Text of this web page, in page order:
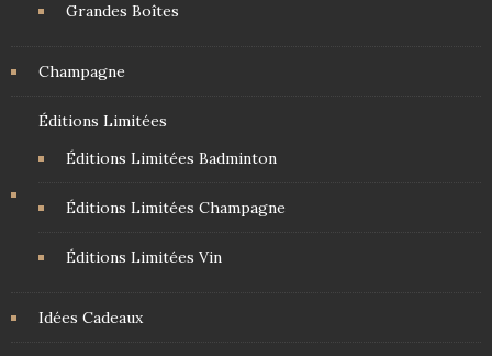
Grandes Boîtes
Champagne
Éditions Limitées
Éditions Limitées Badminton
Éditions Limitées Champagne
Éditions Limitées Vin
Idées Cadeaux